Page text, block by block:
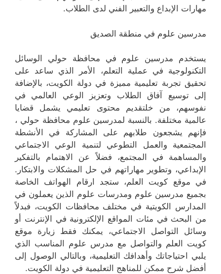
مهارات الإبداع والتعبير الفني لدى الطلاب.
مدرسين علوم في منطقة الصديق
يستخدم مدرسين علوم في محافظة حولي الوسائل
التكنولوجية في عملية التعلم، الأمر الذي ساعد على
تحقيق تجربة تعليمية مميزة في دولة الكويت، بالإضافة
إلى توسيع آفاق الطلاب وتعزيز الوعي العالمي في
نفوسهم، من خلتقديم محتوى تعليمي يشمل قضايا
عالمية مختلفة. بالنسبة لمدرسين علوم محافظة حولي ،
فإنهم يشجعون طلابهم على المشاركة في الأنشطة
المجتمعية والعمل التطوعي لتنمية الوعي الاجتماعي
والمساهمة في المجتمع، فضلاً عن الاهتمام بالتفكير
الإبداعي، وتطوير مهاراتهم في حل المشكلات والابتكار.
في موقع كويت العلم، ستجد ارقام الهواتف الخاصة
بجميع مدرسين علوم ومدرسات علوم الذين يعملون في
المدارس الكويتية في مختلف محافظات الكويت، فبدلاً
من البحث في مئات المواقع الإلكترونية في الإنترنت أو
وسائل التواصل الاجتماعي، يمكنك فقط زيارة موقع
كويت العلم والتواصل مع مدرس علوم المناسب الذي
يلبي احتياجاتك وأهدافك التعليمية، وبالتالي الوصول إلى
أفضل شرح ممكن للمناهج التعليمية في دولة الكويت.